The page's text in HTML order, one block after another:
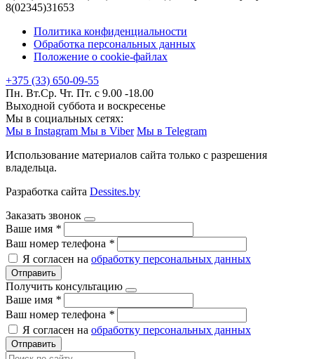
8(02345)31653
Политика конфиденциальности
Обработка персональных данных
Положение о cookie-файлах
+375 (33) 650-09-55
Пн. Вт.Ср. Чт. Пт. с 9.00 -18.00
Выходной суббота и воскресенье
Мы в социальных сетях:
Мы в Instagram Мы в Viber Мы в Telegram
Использование материалов сайта только с разрешения
владельца.
Разработка сайта Dessites.by
Заказать звонок
Ваше имя *
Ваш номер телефона *
Я согласен на обработку персональных данных
Отправить
Получить консультацию
Ваше имя *
Ваш номер телефона *
Я согласен на обработку персональных данных
Отправить